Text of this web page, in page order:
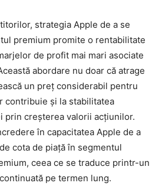
strategia Apple de a se
premium promite o rentabilitate
de profit mai mari asociate
abordare nu doar că atrage
un preț considerabil pentru
contribuie și la stabilitatea
prin creșterea valorii acțiunilor.
în capacitatea Apple de a
cota de piață în segmentul
ceea ce se traduce printr-un
pe termen lung.